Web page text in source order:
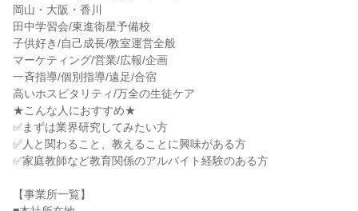
岡山・大阪・香川
田中学習会/東進衛星予備校
子供好き/自己成長/教室運営全般
マーケティング/営業/広報/企画
一斉指導/個別指導/遠足/合宿
高いホスピタリティ/万全の生徒ケア
★こんな人におすすめ★
✅まずは業界研究してみたい方
✅人と関わること、教えることに興味がある方
✅家庭教師など教育関係のアルバイト経験のある方
【事業所一覧】